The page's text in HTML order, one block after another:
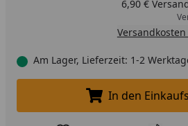
6,90 €
Am Lager, Lieferzeit: 1-2
In
In den